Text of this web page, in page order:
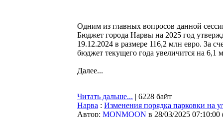
Одним из главных вопросов данной
Бюджет города Нарвы на 2025 год
19.12.2024 в размере 116,2 млн евро. За
бюджет текущего года увеличится на 6,1
Далее...
Читать дальше... | 6228 байт
Нарва : Изменения порядка парковки на
Автор: MONMOON в 28/03/2025 07:10:00